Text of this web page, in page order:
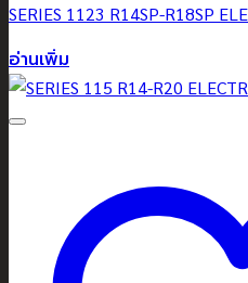
SERIES 1123 R14SP-R18SP
อ่านเพิ่ม